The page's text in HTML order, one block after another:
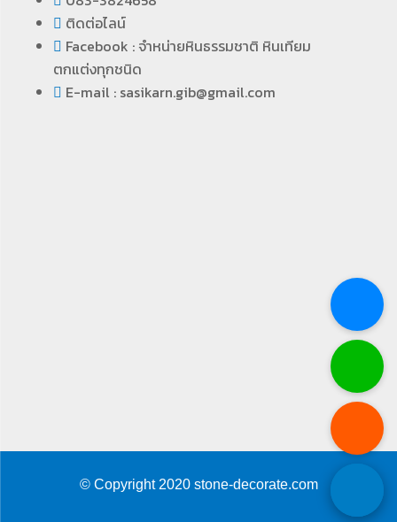
ติดต่อไลน์
Facebook : จำหน่ายหินธรรมชาติ หินเทียม
ตกแต่งทุกชนิด
E-mail : sasikarn.gib@gmail.com
© Copyright 2020 stone-decorate.com